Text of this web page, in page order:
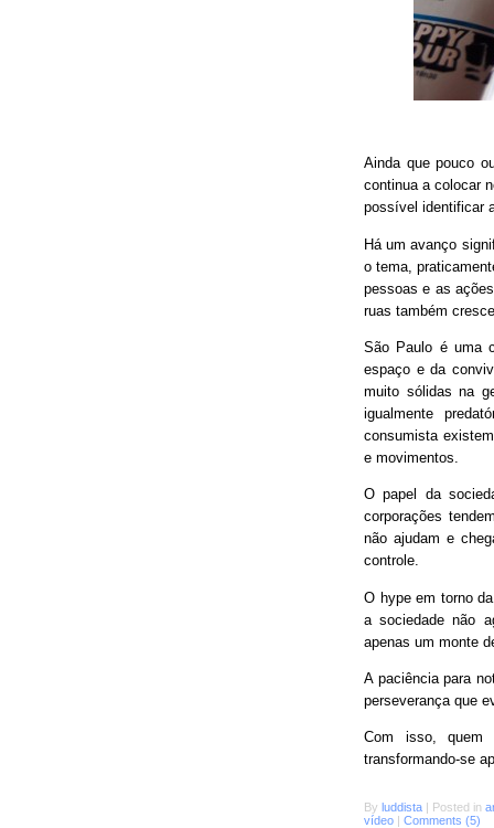
Ainda que pouco
continua a colocar
possível identificar
Há um avanço
o tema,
pessoas e as
ruas também
São Paulo é uma
espaço e da
muito sólidas na
igualmente
consumista
e movimentos.
O papel da
corporações
não ajudam e
controle.
O hype em torno
a sociedade não
apenas um monte
A paciência para
perseverança que
Com isso, quem
transformando-se
By luddista | Posted in
vídeo | Comments (5)